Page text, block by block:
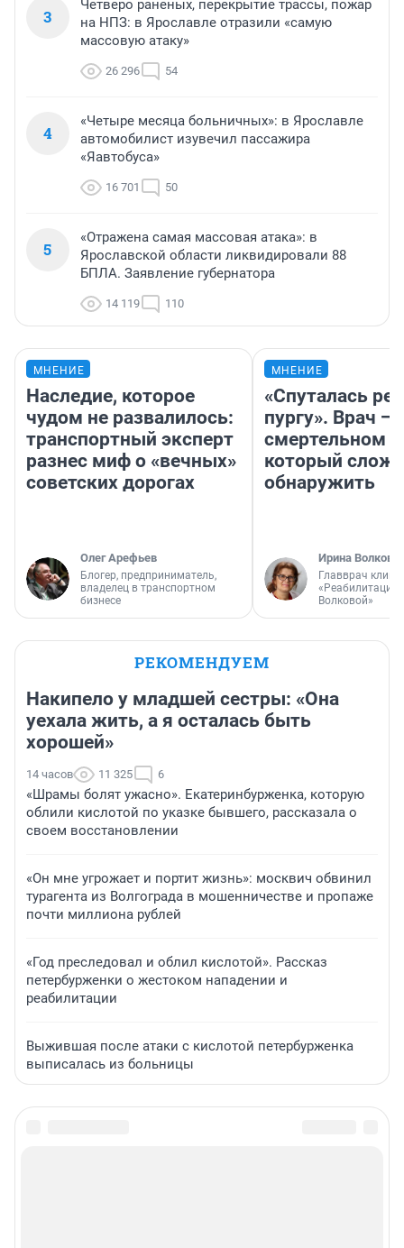
3
Четверо раненых, перекрытие трассы, пожар
на НПЗ: в Ярославле отразили «самую
массовую атаку»
26 296 54
4
«Четыре месяца больничных»: в Ярославле
автомобилист изувечил пассажира
«Яавтобуса»
16 701 50
5
«Отражена самая массовая атака»: в
Ярославской области ликвидировали 88
БПЛА. Заявление губернатора
14 119 110
МНЕНИЕ
Наследие, которое
чудом не развалилось:
транспортный эксперт
разнес миф о «вечных»
советских дорогах
Олег Арефьев
Блогер, предприниматель,
владелец в транспортном
бизнесе
МНЕНИЕ
«Спуталась
пургу». Врач —
смертельном
который
обнаружить
Ирина Волкова
Главврач
«Реабилитация
Волковой»
РЕКОМЕНДУЕМ
Накипело у младшей сестры: «Она
уехала жить, а я осталась быть
хорошей»
14 часов 11 325 6
«Шрамы болят ужасно». Екатеринбурженка, которую
облили кислотой по указке бывшего, рассказала о
своем восстановлении
«Он мне угрожает и портит жизнь»: москвич обвинил
турагента из Волгограда в мошенничестве и пропаже
почти миллиона рублей
«Год преследовал и облил кислотой». Рассказ
петербурженки о жестоком нападении и
реабилитации
Выжившая после атаки с кислотой петербурженка
выписалась из больницы